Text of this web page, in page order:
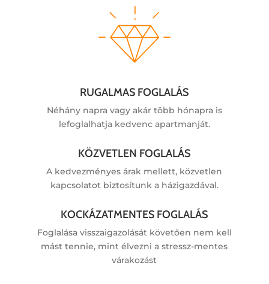
RUGALMAS FOGLALÁS
Néhány napra vagy akár több hónapra is
lefoglalhatja kedvenc apartmanját.
KÖZVETLEN FOGLALÁS
A kedvezményes árak mellett, közvetlen
kapcsolatot biztosítunk a házigazdával.
KOCKÁZATMENTES FOGLALÁS
Foglalása visszaigazolását követően nem kell
mást tennie, mint élvezni a stressz-mentes
várakozást